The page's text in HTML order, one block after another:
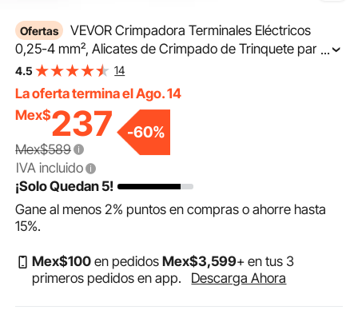
Ofertas
VEVOR Crimpadora Terminales Eléctricos
0,25-4 mm², Alicates de Crimpado de Trinquete para
Terminales de Cables Eléctricos, con Presión Ajustable y
Liberación Rápida, Marcas Métrica y del Sistema AWG
...
4.5 14
La oferta termina el Ago. 14
Mex$237
Mex$589
-60%
IVA incluido
¡Solo Quedan 5!
Gane al menos 2% puntos en compras o ahorre hasta
15%.
Mex$100 en pedidosMex$3,599+ en tus 3
primeros pedidos en app.
Descarga Ahora